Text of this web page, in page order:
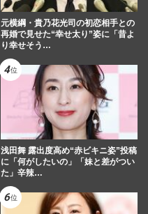
元横綱・貴乃花光司の初恋相手との
再婚で見せた“幸せ太り”姿に「昔よ
り幸せそう…
浅田舞 露出度高め“赤ビキニ姿”投稿
に「何がしたいの」「妹と差がつい
た」辛辣…